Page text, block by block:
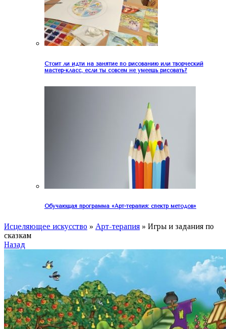
Стоит ли идти на занятие по рисованию или творческий
мастер-класс, если ты совсем не умеешь рисовать?
Обучающая программа «Арт-терапия: спектр методов»
Исцеляющее искусство » Арт-терапия » Игры и задания по
сказкам
Назад